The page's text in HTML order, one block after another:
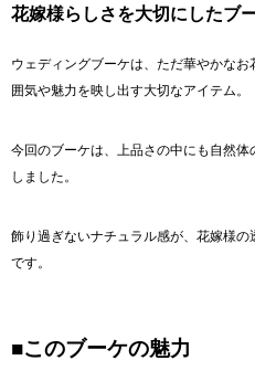
花嫁様らしさを大切にしたブ
ウェディングブーケは、ただ華やかな
囲気や魅力を映し出す大切なアイテム。
今回のブーケは、上品さの中にも自然
しました。
飾り過ぎないナチュラル感が、花嫁様
です。
■このブーケの魅力